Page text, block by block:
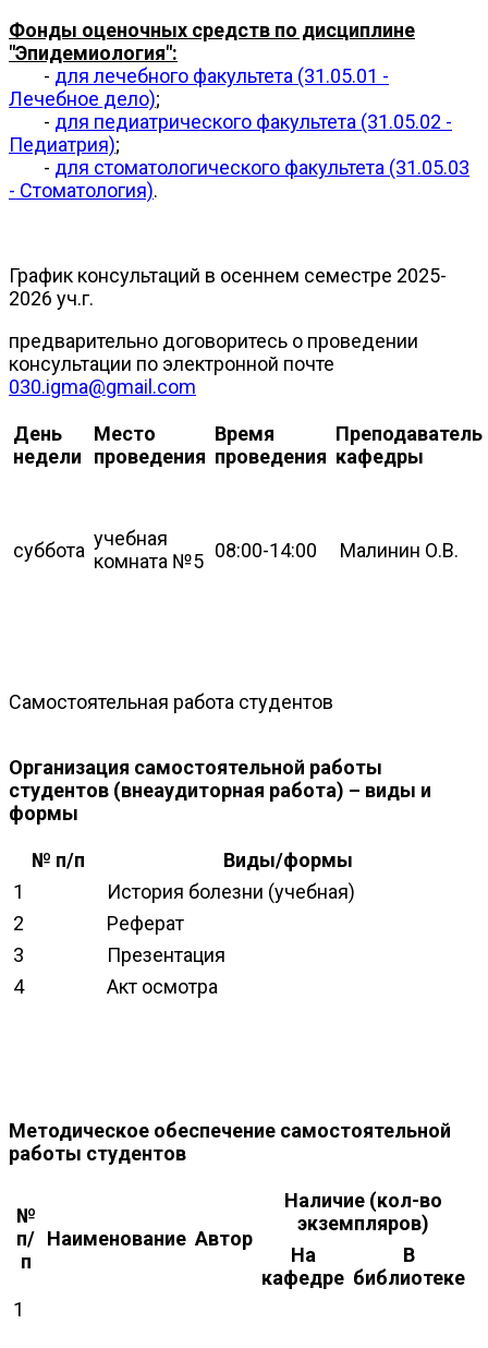
Фонды оценочных средств по дисциплине
"Эпидемиология":
- для лечебного факультета (31.05.01 -
Лечебное дело);
- для педиатрического факультета (31.05.02 -
Педиатрия);
- для стоматологического факультета (31.05.03
- Стоматология).
График консультаций в осеннем семестре 2025-
2026 уч.г.
предварительно договоритесь о проведении
консультации по электронной почте
030.igma@gmail.com
День
недели
Место
проведения
Время
проведения
Преподаватель
кафедры
суббота
учебная
комната №5 08:00-14:00 Малинин О.В.
Самостоятельная работа студентов
Организация самостоятельной работы
студентов (внеаудиторная работа) – виды и
формы
№ п/п
Виды/формы
1
История болезни (учебная)
2
Реферат
3
Презентация
4
Акт осмотра
Методическое обеспечение самостоятельной
работы студентов
№
п/
п
Наименование Автор
Наличие (кол-во
экземпляров)
На
кафедре
В
библиотеке
1